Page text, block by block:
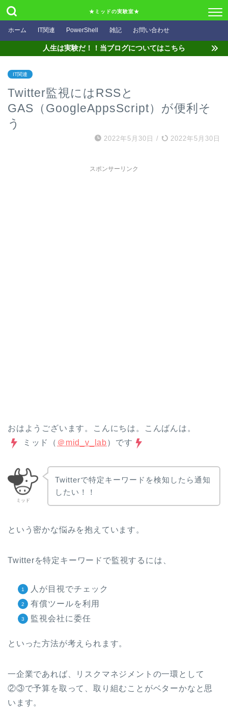
★ミッドの実験室★
ホーム IT関連 PowerShell 雑記 お問い合わせ
人生は実験だ！！当ブログについてはこちら
IT関連
Twitter監視にはRSSと
GAS（GoogleAppsScript）が便利そ
う
2022年5月30日 / 2022年5月30日
スポンサーリンク
おはようございます。こんにちは。こんばんは。
ミッド（ ＠mid_v_lab）です
ミッド
Twitterで特定キーワードを検知したら通知
したい！！
という密かな悩みを抱えています。
Twitterを特定キーワードで監視するには、
人が目視でチェック
有償ツールを利用
監視会社に委任
といった方法が考えられます。
一企業であれば、リスクマネジメントの一環として
②③で予算を取って、取り組むことがベターかなと思
います。